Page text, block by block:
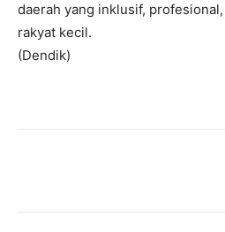
daerah yang inklusif,
rakyat kecil.
(Dendik)